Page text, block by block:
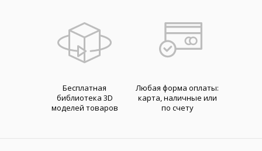
Бесплатная
библиотека 3D
моделей товаров
Любая форма оплаты:
карта, наличные или
по счету